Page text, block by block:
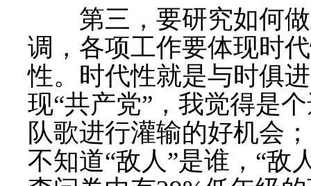
第三，要研究如何
调，各项工作要体现时
性。时代性就是与时俱
现“共产党” ，我觉得是
队歌进行灌输的好机会
不知道“敌人”是谁， “敌